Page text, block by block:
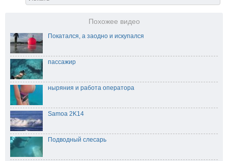
Похожее видео
Покатался, а заодно и искупался
пассажир
ныряния и работа оператора
Samoa 2K14
Подводный слесарь